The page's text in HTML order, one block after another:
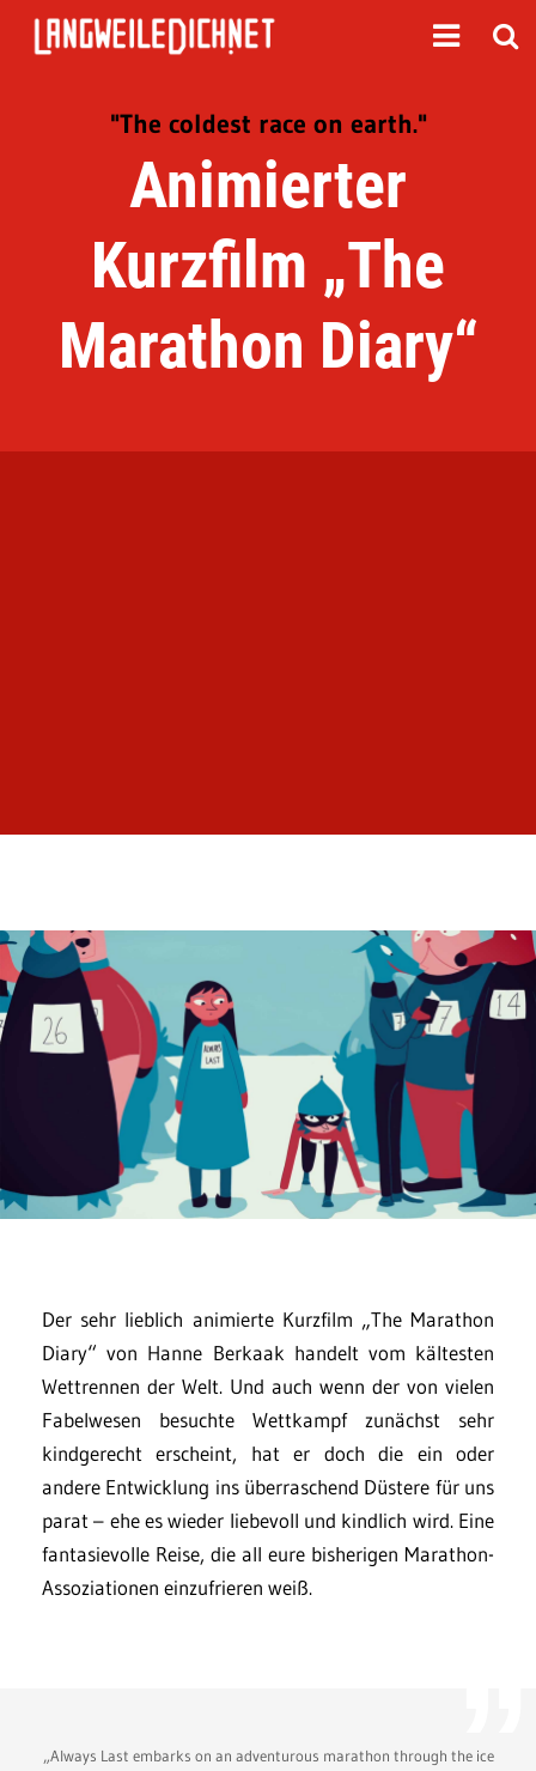
"The coldest race on earth."
Animierter
Kurzfilm „The
Marathon Diary“
Der sehr lieblich animierte Kurzfilm „The Marathon
Diary“ von Hanne Berkaak handelt vom kältesten
Wettrennen der Welt. Und auch wenn der von vielen
Fabelwesen besuchte Wettkampf zunächst sehr
kindgerecht erscheint, hat er doch die ein oder
andere Entwicklung ins überraschend Düstere für uns
parat – ehe es wieder liebevoll und kindlich wird. Eine
fantasievolle Reise, die all eure bisherigen Marathon-
Assoziationen einzufrieren weiß.
„Always Last embarks on an adventurous marathon through the ice